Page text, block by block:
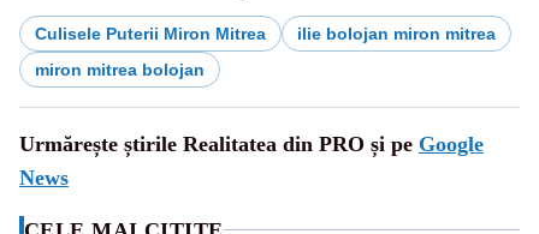
Culisele Puterii Miron Mitrea
ilie bolojan miron mitrea
miron mitrea bolojan
Urmărește știrile Realitatea din PRO și pe Google
News